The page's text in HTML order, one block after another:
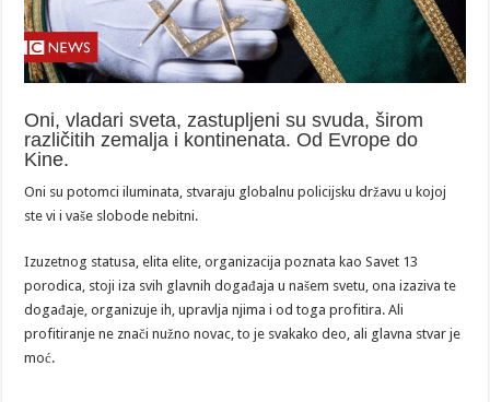
Oni, vladari sveta, zastupljeni su svuda, širom
različitih zemalja i kontinenata. Od Evrope do
Kine.
Oni su potomci iluminata, stvaraju globalnu policijsku državu u kojoj
ste vi i vaše slobode nebitni.
Izuzetnog statusa, elita elite, organizacija poznata kao Savet 13
porodica, stoji iza svih glavnih događaja u našem svetu, ona izaziva te
događaje, organizuje ih, upravlja njima i od toga profitira. Ali
profitiranje ne znači nužno novac, to je svakako deo, ali glavna stvar je
moć.